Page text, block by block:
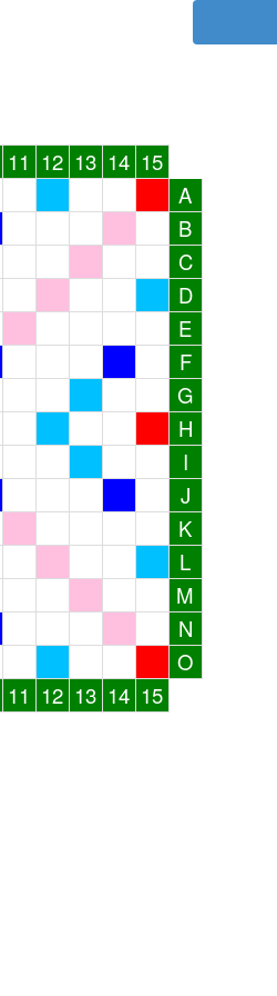
11 12 13 14 15
A
B
C
D
E
F
G
H
I
J
K
L
M
N
O
11 12 13 14 15